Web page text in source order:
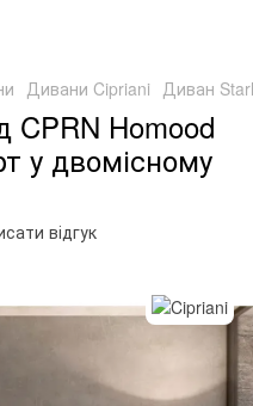
Дивани Cipriani Диван
CPRN Homood
у двомісному
відгук